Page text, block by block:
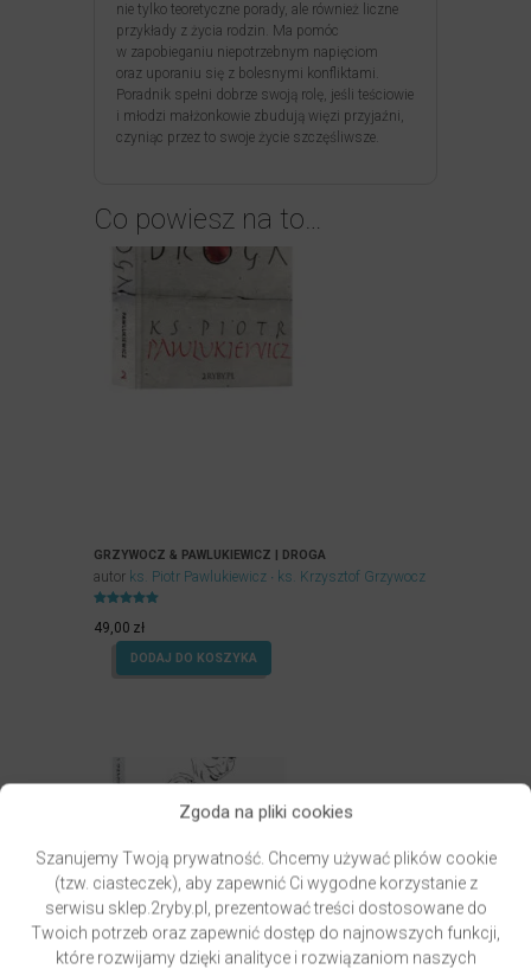
Zgoda na pliki cookies
Szanujemy Twoją prywatność. Chcemy używać plików cookie
(tzw. ciasteczek), aby zapewnić Ci wygodne korzystanie z
serwisu sklep.2ryby.pl, prezentować treści dostosowane do
Twoich potrzeb oraz zapewnić dostęp do najnowszych funkcji,
które rozwijamy dzięki analityce i rozwiązaniom naszych
nie tylko teoretyczne porady, ale również liczne
przykłady z życia rodzin. Ma pomóc
w zapobieganiu niepotrzebnym napięciom
oraz uporaniu się z bolesnymi konfliktami.
Poradnik spełni dobrze swoją rolę, jeśli teściowie
i młodzi małżonkowie zbudują więzi przyjaźni,
czyniąc przez to swoje życie szczęśliwsze.
Co powiesz na to…
GRZYWOCZ & PAWLUKIEWICZ | DROGA
autor ks. Piotr Pawlukiewicz ks. Krzysztof Grzywocz
5.00
na 5.
49,00 zł
DODAJ DO KOSZYKA